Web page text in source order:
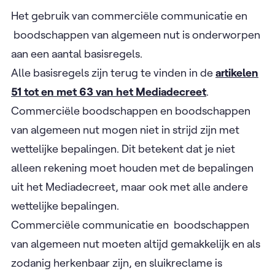
Het gebruik van commerciële communicatie en
boodschappen van algemeen nut is onderworpen
aan een aantal basisregels.
Alle basisregels zijn terug te vinden in deartikelen
51 tot en met 63 van het Mediadecreet.
Commerciële boodschappen en boodschappen
van algemeen nut mogen niet in strijd zijn met
wettelijke bepalingen. Dit betekent dat je niet
alleen rekening moet houden met de bepalingen
uit het Mediadecreet, maar ook met alle andere
wettelijke bepalingen.
Commerciële communicatie en boodschappen
van algemeen nut moeten altijd gemakkelijk en als
zodanig herkenbaar zijn, en sluikreclame is